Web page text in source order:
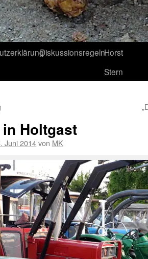
DiskussionsregelnHorst
Stern
Holtgast
Juni 2014von MK